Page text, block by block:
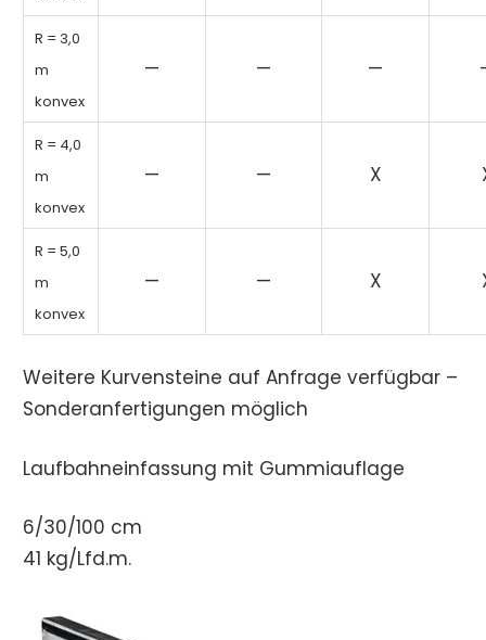
R = 3,0
m
konvex
— — —
R = 4,0
m
konvex
— — X
R = 5,0
m
konvex
— — X
Weitere Kurvensteine auf Anfrage verfügbar –
Sonderanfertigungen möglich
Laufbahneinfassung mit Gummiauflage
6/30/100 cm
41 kg/Lfd.m.